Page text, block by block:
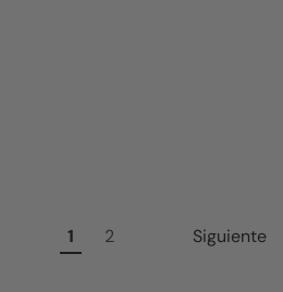
1 2 Siguiente